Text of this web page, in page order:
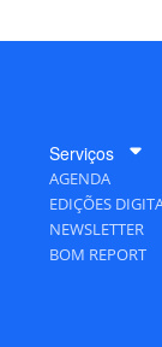
Serviços
AGENDA
EDIÇÕES
NEWSLETTER
BOM REPORT